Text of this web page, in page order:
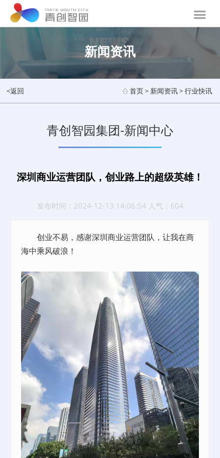
新闻资讯
<返回 首页> 新闻资讯>行业快讯
青创智园集团-新闻中心
深圳商业运营团队，创业路上的超级英雄！
发布时间：2024-12-13 14:06:54 人气：604
创业不易，感谢深圳商业运营团队，让我在商
海中乘风破浪！